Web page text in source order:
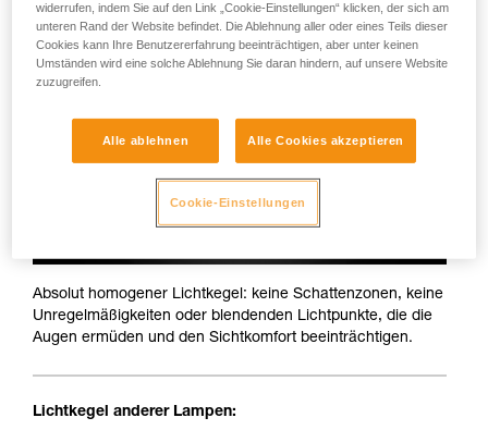
Absolut homogener Lichtkegel: keine Schattenzonen, keine
Unregelmäßigkeiten oder blendenden Lichtpunkte, die die
Augen ermüden und den Sichtkomfort beeinträchtigen.
Lichtkegel anderer Lampen:
widerrufen, indem Sie auf den Link „Cookie-Einstellungen“ klicken, der sich am
unteren Rand der Website befindet. Die Ablehnung aller oder eines Teils dieser
Cookies kann Ihre Benutzererfahrung beeinträchtigen, aber unter keinen
Umständen wird eine solche Ablehnung Sie daran hindern, auf unsere Website
zuzugreifen.
Alle ablehnen Alle Cookies akzeptieren
Cookie-Einstellungen